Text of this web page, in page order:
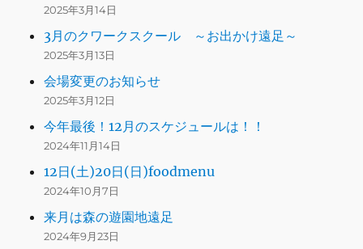
2025年3月14日
3月のクワークスクール ～お出かけ遠足～
2025年3月13日
会場変更のお知らせ
2025年3月12日
今年最後！12月のスケジュールは！！
2024年11月14日
12日(土)20日(日)foodmenu
2024年10月7日
来月は森の遊園地遠足
2024年9月23日